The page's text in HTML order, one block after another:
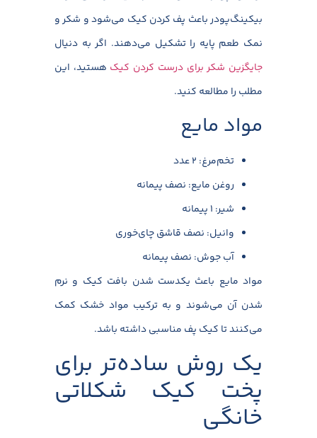
بیکینگ‌پودر باعث پف کردن کیک می‌شود و شکر و
نمک طعم پایه را تشکیل می‌دهند. اگر به دنیال
جایگزین شکر برای درست کردن کیک هستید، این
مطلب را مطالعه کنید.
مواد مایع
تخم‌مرغ: ۲ عدد
روغن مایع: نصف پیمانه
شیر: ۱ پیمانه
وانیل: نصف قاشق چای‌خوری
آب جوش: نصف پیمانه
مواد مایع باعث یکدست شدن بافت کیک و نرم
شدن آن می‌شوند و به ترکیب مواد خشک کمک
می‌کنند تا کیک پف مناسبی داشته باشد.
یک روش ساده‌تر برای
پخت کیک شکلاتی
خانگی